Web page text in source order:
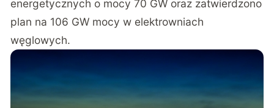
energetycznych o mocy 70 GW oraz zatwierdzono
plan na 106 GW mocy w elektrowniach
węglowych.